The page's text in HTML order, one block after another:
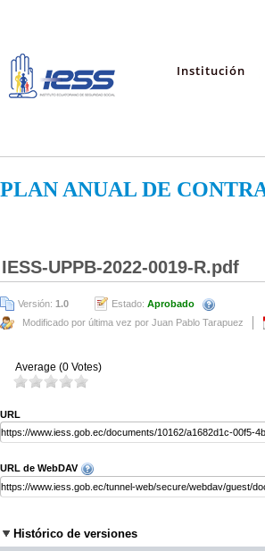
Institución
PLAN ANUAL DE
IESS-UPPB-2022-0019-R.pdf
Versión: 1.0 Estado: Aprobado
Modificado por última vez por Juan Pablo Tarapuez
Average (0 Votes)
URL
URL de WebDAV
Histórico de versiones